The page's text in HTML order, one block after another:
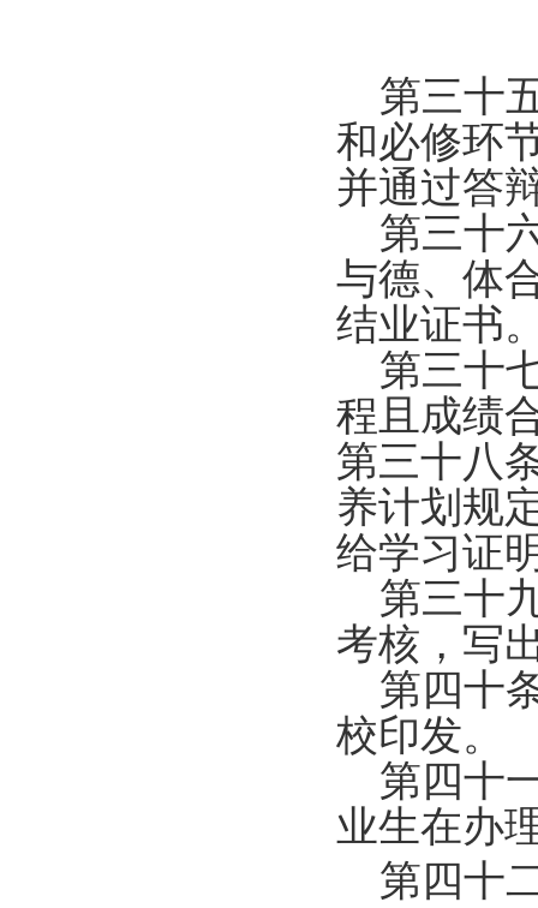
第三十
和必修环
并通过答
第三十
与德、体
结业证书
第三十
程且成绩
第三十八
养计划规
给学习证
第三十
考核，写
第四十
校印发。
第四十
业生在办
第四十